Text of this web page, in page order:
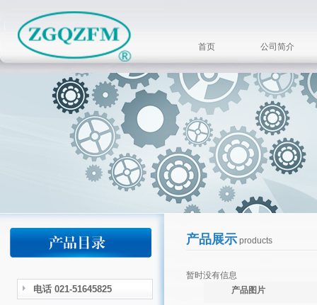
首页 公司简介
电话 021-51645825
产品展示products
暂时没有信息
产品图片